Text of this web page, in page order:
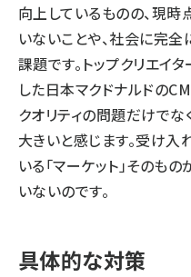
向上しているものの、現
いないことや、社会に完
課題です。トップクリエ
した日本マクドナルドの
クオリティの問題だけで
大きいと感じます。受け入
いる「マーケット」そのも
いないのです。
具体的な対策